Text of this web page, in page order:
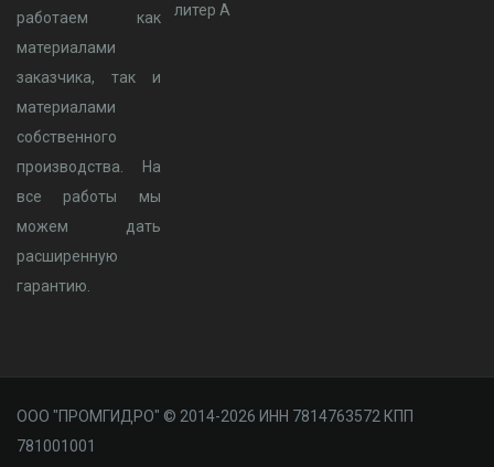
работаем как
материалами
заказчика, так и
материалами
собственного
производства. На
все работы мы
можем дать
расширенную
гарантию.
литер А
ООО "ПРОМГИДРО" © 2014-2026 ИНН 7814763572 КПП
781001001